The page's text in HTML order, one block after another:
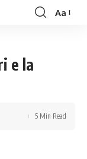
Font
Aa
e la
5 Min Read